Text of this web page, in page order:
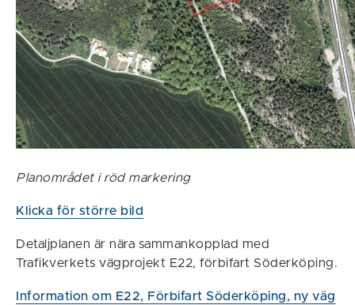
Planområdet i röd markering
Klicka för större bild
Detaljplanen är nära sammankopplad med
Trafikverkets vägprojekt E22, förbifart Söderköping.
Information om E22, Förbifart Söderköping, ny väg